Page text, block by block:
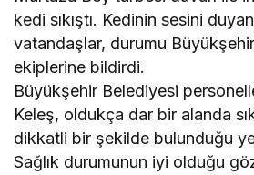
kedi sıkıştı. Kedinin sesini
vatandaşlar, durumu
ekiplerine bildirdi.
Büyükşehir Belediyesi
Keleş, oldukça dar bir alanda
dikkatli bir şekilde bulunduğu
Sağlık durumunun iyi olduğu